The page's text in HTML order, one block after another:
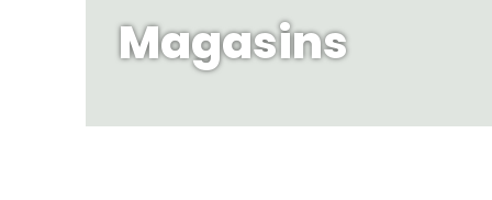
Magasins